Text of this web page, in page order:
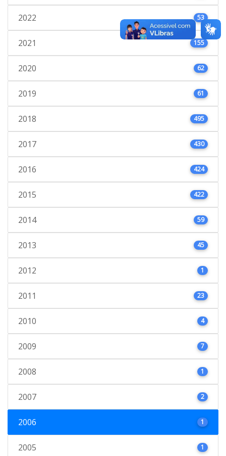
2022 53
2021 155
2020 62
2019 61
2018 495
2017 430
2016 424
2015 422
2014 59
2013 45
2012 1
2011 23
2010 4
2009 7
2008 1
2007 2
2006 1
2005 1